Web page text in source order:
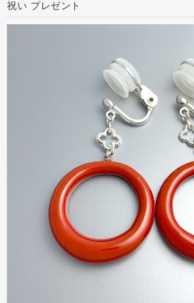
祝い プレゼント